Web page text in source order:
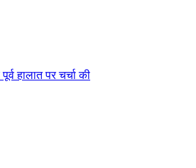
हालात पर चर्चा की